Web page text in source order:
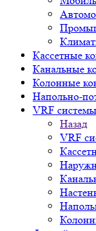
Кассетные
Канальные
Колонные
Напольно-
VRF системы
Назад
VRF